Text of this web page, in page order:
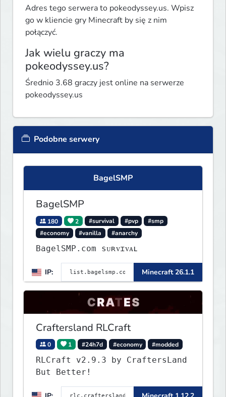
Adres tego serwera to pokeodyssey.us. Wpisz
go w kliencie gry Minecraft by się z nim
połączyć.
Jak wielu graczy ma
pokeodyssey.us?
Średnio 3.68 graczy jest online na serwerze
pokeodyssey.us
Podobne serwery
BagelSMP
BagelSMP
180 2 #survival #pvp
#smp
#economy
#vanilla #anarchy
BagelSMP.com ѕᴜʀᴠɪᴠᴀʟ
IP: Minecraft 26.1.1
Craftersland RLCraft
0 1 #24h7d #economy #modded
RLCraft v2.9.3 by CraftersLand
But Better!